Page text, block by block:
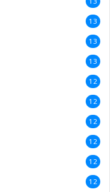
13
13
13
12
12
12
12
12
12